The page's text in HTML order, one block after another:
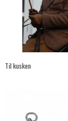
Til kusken